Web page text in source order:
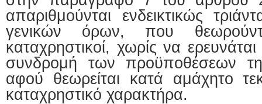
απαριθμούνται ενδεικτικώς
γενικών όρων, που
καταχρηστικοί, χωρίς να
συνδρομή των προϋποθέσεων
αφού θεωρείται κατά αμάχητο
καταχρηστικό χαρακτήρα.